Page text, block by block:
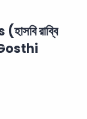
রাব্বি